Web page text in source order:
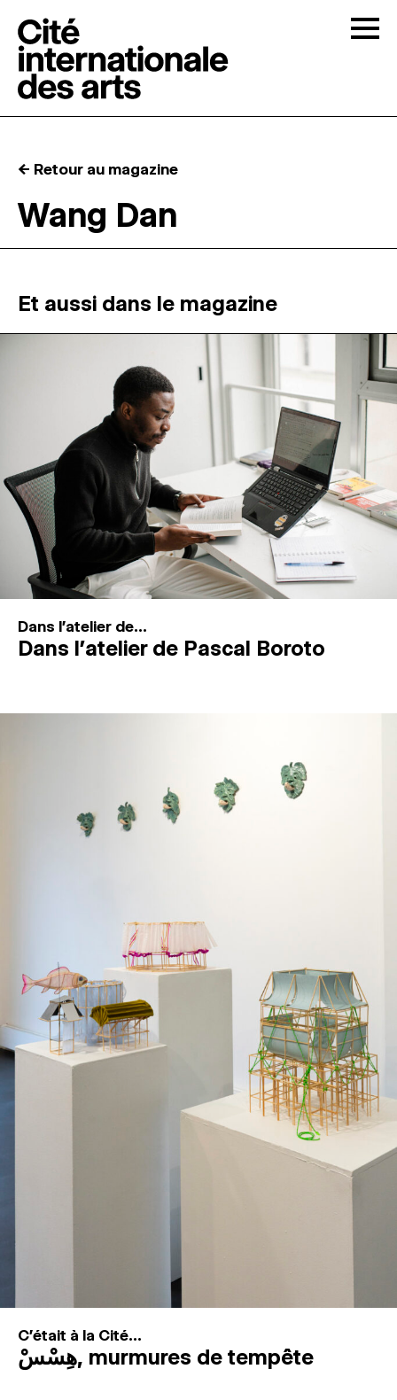
RÉSIDENCES ↓
ATELIERS OUVERTS
ESPACES DE PRATIQUE ARTISTIQUE ↓
Recherche
Connexion
↓
← Retour au magazine
Wang Dan
Et aussi dans le magazine
Dans l'atelier de...
Dans l’atelier de Pascal Boroto
C'était à la Cité...
هِسْسْ, murmures de tempête